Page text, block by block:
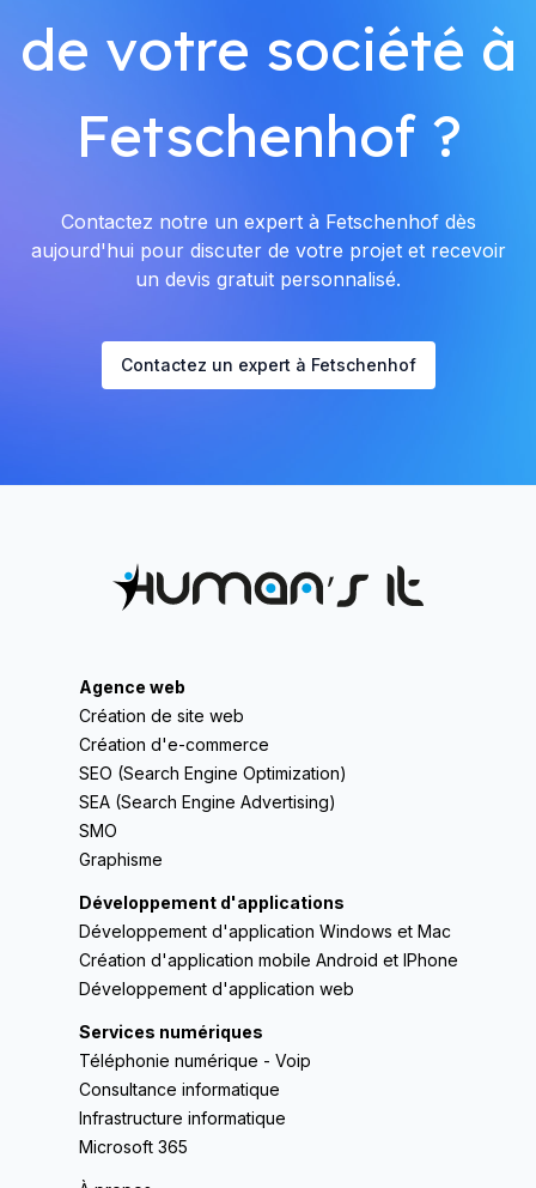
de votre société à
Fetschenhof ?
Contactez notre un expert à Fetschenhof dès
aujourd'hui pour discuter de votre projet et recevoir
un devis gratuit personnalisé.
Contactez un expert à Fetschenhof
Agence web
Création de site web
Création d'e-commerce
SEO (Search Engine Optimization)
SEA (Search Engine Advertising)
SMO
Graphisme
Développement d'applications
Développement d'application Windows et Mac
Création d'application mobile Android et IPhone
Développement d'application web
Services numériques
Téléphonie numérique - Voip
Consultance informatique
Infrastructure informatique
Microsoft 365